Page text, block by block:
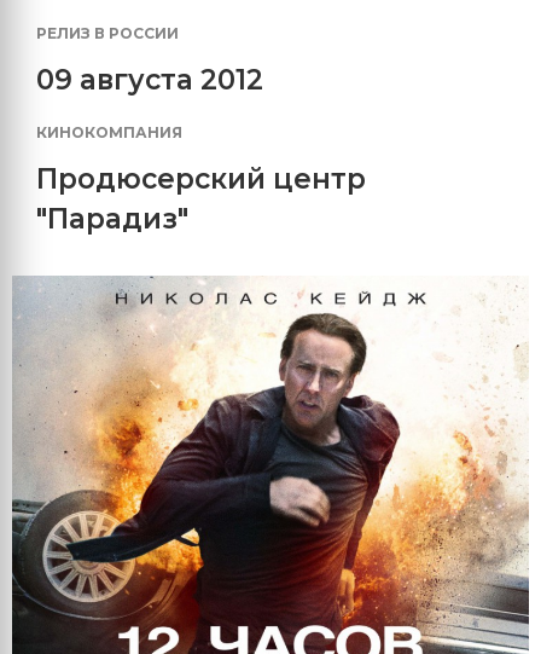
РЕЛИЗ В РОССИИ
09 августа 2012
КИНОКОМПАНИЯ
Продюсерский центр
"Парадиз"